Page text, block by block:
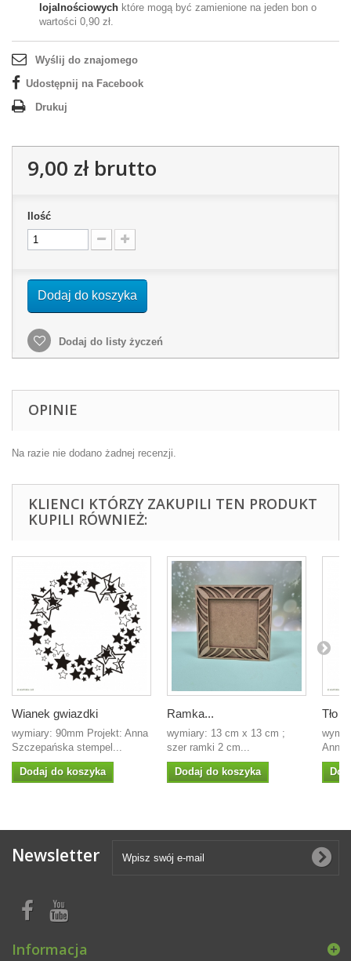
lojalnościowych które mogą być zamienione na jeden bon o
wartości 0,90 zł.
Wyślij do znajomego
Udostępnij na Facebook
Drukuj
9,00 złbrutto
Ilość
Dodaj do koszyka
Dodaj do listy życzeń
OPINIE
Na razie nie dodano żadnej recenzji.
KLIENCI KTÓRZY ZAKUPILI TEN PRODUKT
KUPILI RÓWNIEŻ:
Wianek gwiazdki
wymiary: 90mm Projekt: Anna
Szczepańska stempel...
Dodaj do koszyka
Ramka...
wymiary: 13 cm x 13 cm ;
szer ramki 2 cm...
Dodaj do koszyka
Tło
Anna
Newsletter
Informacja